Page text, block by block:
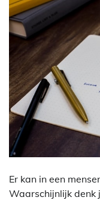
Er kan in een
Waarschijnlijk denk